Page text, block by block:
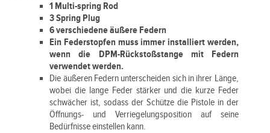
1 Multi-spring Rod
3 Spring Plug
6 verschiedene äußere Federn
Ein Federstopfen muss immer installiert werden,
wenn die DPM-Rückstoßstange mit Federn
verwendet werden.
Die äußeren Federn unterscheiden sich in ihrer Länge,
wobei die lange Feder stärker und die kurze Feder
schwächer ist, sodass der Schütze die Pistole in der
Öffnungs- und Verriegelungsposition auf seine
Bedürfnisse einstellen kann.